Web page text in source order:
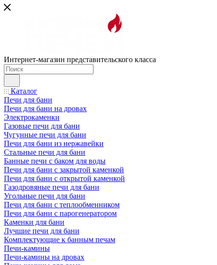
Интернет-магазин представительского класса
Каталог
Печи для бани
Печи для бани на дровах
Электрокаменки
Газовые печи для бани
Чугунные печи для бани
Печи для бани из нержавейки
Стальные печи для бани
Банные печи с баком для воды
Печи для бани с закрытой каменкой
Печи для бани с открытой каменкой
Газодровяные печи для бани
Угольные печи для бани
Печи для бани с теплообменником
Печи для бани с парогенератором
Каменки для бани
Лучшие печи для бани
Комплектующие к банным печам
Печи-камины
Печи-камины на дровах